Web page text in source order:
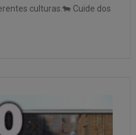
culturas.🐄 Cuide dos
e personalize cada